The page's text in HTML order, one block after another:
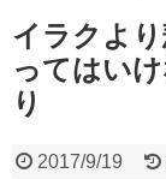
イラクよ
ってはい
り
2017/9/19